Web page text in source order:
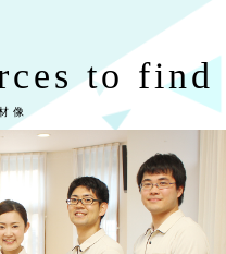
to find
像